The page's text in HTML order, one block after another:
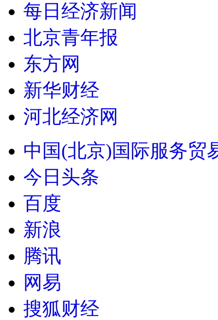
每日经济新闻
北京青年报
东方网
新华财经
河北经济网
中国(北京)国际服务贸
今日头条
百度
新浪
腾讯
网易
搜狐财经